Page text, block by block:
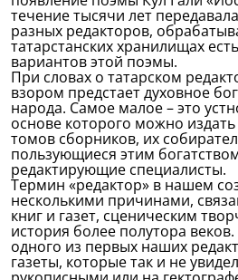
течение тысячи лет
разных редакторов,
татарстанских хранилищах
вариантов этой поэмы.
При словах о татарском
взором предстает духовное
народа. Самое малое – это
основе которого можно
томов сборников, их
пользующиеся этим
редактирующие специалисты.
Термин «редактор» в нашем
несколькими причинами,
книг и газет, сценическим
история более полутора
одного из первых наших
газеты, которые так и не